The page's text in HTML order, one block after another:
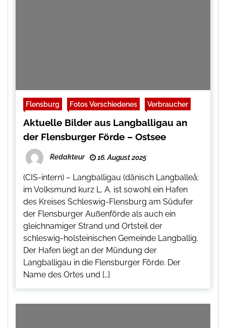
Flensburg Fotos Verschiedenes Verbraucher
Aktuelle Bilder aus Langballigau an
der Flensburger Förde – Ostsee
Redakteur 16. August 2025
(CIS-intern) – Langballigau (dänisch Langballeå;
im Volksmund kurz L. A. ist sowohl ein Hafen
des Kreises Schleswig-Flensburg am Südufer
der Flensburger Außenförde als auch ein
gleichnamiger Strand und Ortsteil der
schleswig-holsteinischen Gemeinde Langballig.
Der Hafen liegt an der Mündung der
Langballigau in die Flensburger Förde. Der
Name des Ortes und […]